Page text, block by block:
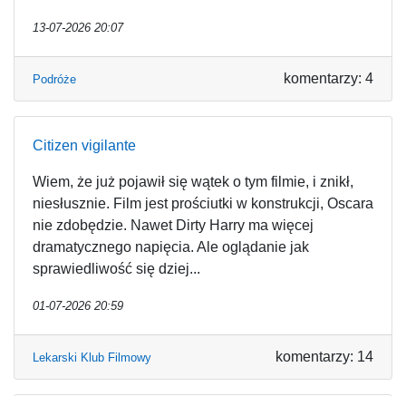
13-07-2026 20:07
Podróże komentarzy: 4
Citizen vigilante
Wiem, że już pojawił się wątek o tym filmie, i znikł,
niesłusznie. Film jest prościutki w konstrukcji, Oscara
nie zdobędzie. Nawet Dirty Harry ma więcej
dramatycznego napięcia. Ale oglądanie jak
sprawiedliwość się dziej...
01-07-2026 20:59
Lekarski Klub Filmowy komentarzy: 14